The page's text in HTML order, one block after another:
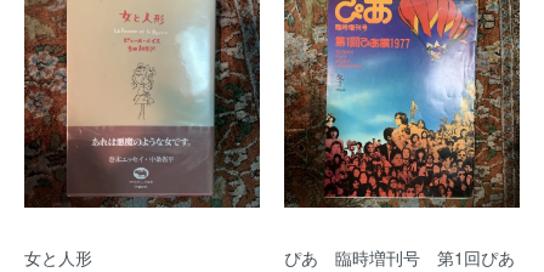
女と人形
ぴあ 臨時増刊号 第1回ぴあ